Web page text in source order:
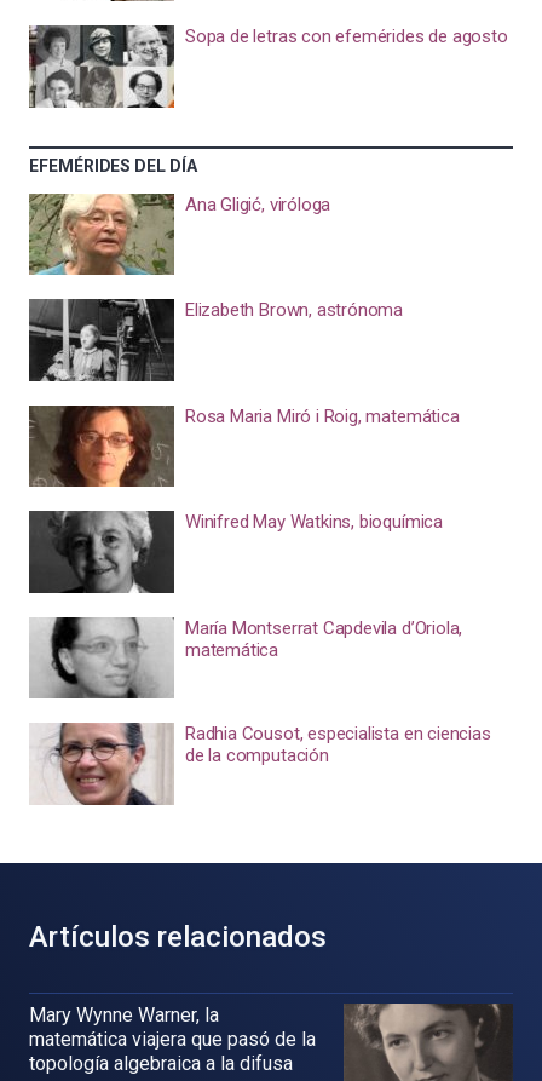
Sopa de letras con efemérides de agosto
EFEMÉRIDES DEL DÍA
Ana Gligić, viróloga
Elizabeth Brown, astrónoma
Rosa Maria Miró i Roig, matemática
Winifred May Watkins, bioquímica
María Montserrat Capdevila d’Oriola,
matemática
Radhia Cousot, especialista en ciencias
de la computación
Artículos relacionados
Mary Wynne Warner, la
matemática viajera que pasó de la
topología algebraica a la difusa